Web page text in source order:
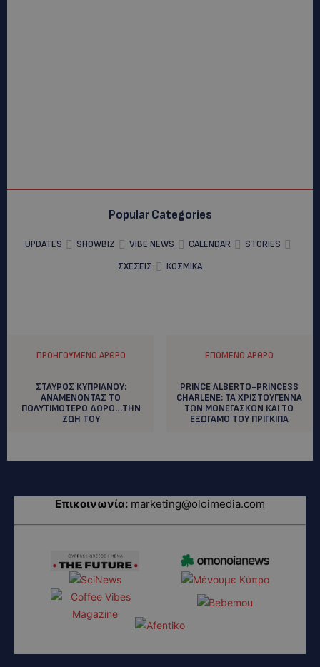
Popular Categories
UPDATES SHOWBIZ VIBE NEWS CALENDAR
STORIES
ΣΧΕΣΕΙΣ
ΚΟΣΜΙΚΑ
ΠΡΟΗΓΟΎΜΕΝΟ ΆΡΘΡΟ
ΣΤΑΥΡΟΣ ΚΥΠΡΙΑΝΟΥ:
ANAMENONTAΣ ΤΟ
ΠΟΛΥΤΙΜΟΤΕΡΟ ΔΩΡΟ…ΤΗΝ
ΖΩΗ ΤΟΥ
ΕΠΌΜΕΝΟ ΆΡΘΡΟ
PRINCE ALBERTO-PRINCESS
CHARLENE: TA XΡΙΣΤΟΥΓΕΝΝΑ
ΤΩΝ ΜΟΝΕΓΑΣΚΩΝ ΚΑΙ ΤΟ
ΕΞΩΓΑΜΟ ΤΟΥ ΠΡΙΓΚΙΠΑ
Επικοινωνία: marketing@oloimedia.com